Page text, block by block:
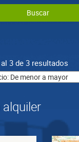
Buscar
3 de 3 resultados
alquiler